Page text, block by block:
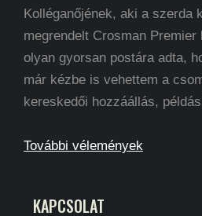
Kolléganőjének, aki a szerda
megrendelt Crosman
olyan gyorsan postára adta,
már kézbe is vehettem a
kereskedői hozzáállás,
További vélemények
KAPCSOLAT